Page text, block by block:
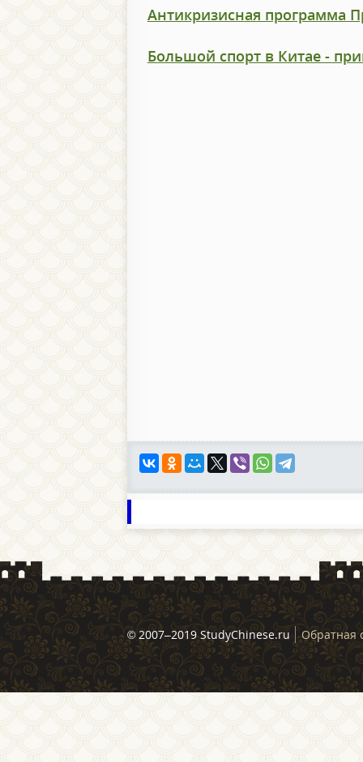
Антикризисная программа
Большой спорт в Китае -
© 2007–2019 StudyChinese.ru Обратная